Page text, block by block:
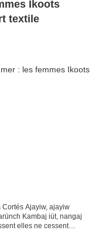
Ikoots
textile
Ajayiw, ajayiw
Kambaj iüt, nangaj
elles ne cessent